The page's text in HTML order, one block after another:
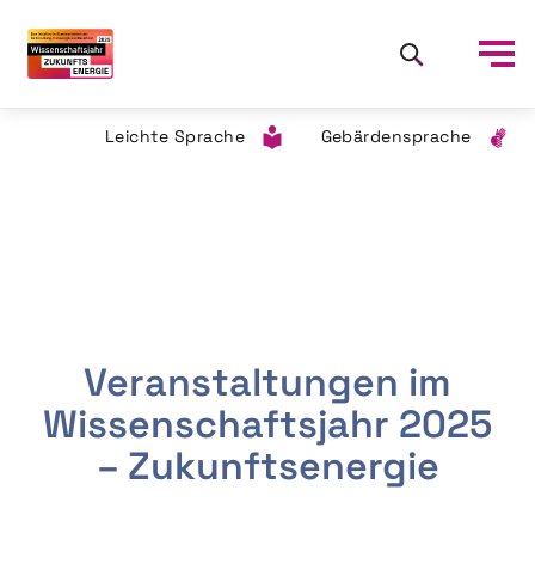
Leichte Sprache Gebärdensprache
Veranstaltungen im
Wissenschaftsjahr 2025
– Zukunftsenergie